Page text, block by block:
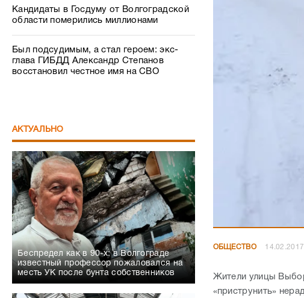
Кандидаты в Госдуму от Волгоградской
области померились миллионами
Был подсудимым, а стал героем: экс-
глава ГИБДД Александр Степанов
восстановил честное имя на СВО
АКТУАЛЬНО
Беспредел как в 90-х: в Волгограде
известный профессор пожаловался на
месть УК после бунта собственников
ОБЩЕСТВО
Жители улицы
«приструнить»